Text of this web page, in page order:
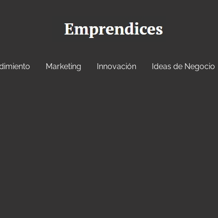
Marketing Innovación Ideas de Negocio